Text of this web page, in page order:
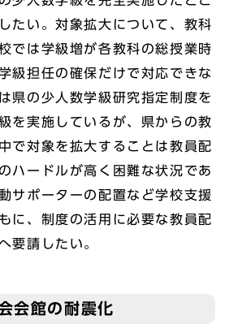
たい。対象拡大について、教科
では学級増が各教科の総授業時
級担任の確保だけで対応できな
県の少人数学級研究指定制度を
を実施しているが、県からの教
で対象を拡大することは教員配
ハードルが高く困難な状況であ
サポーターの配置など学校支援
に、制度の活用に必要な教員配
要請したい。
会館の耐震化